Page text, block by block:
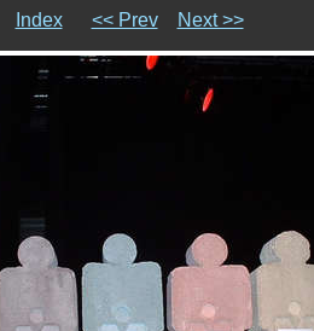
Index << Prev Next >>